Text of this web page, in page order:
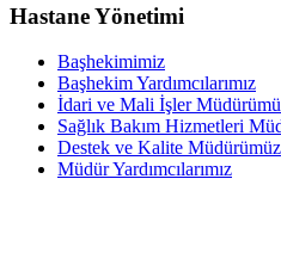
Hastane Yönetimi
Başhekimimiz
Başhekim Yardımcılarımız
İdari ve Mali İşler
Sağlık Bakım Hizmetleri
Destek ve Kalite Müdürümüz
Müdür Yardımcılarımız